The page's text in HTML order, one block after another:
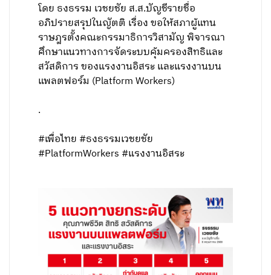
โดย ธงธรรม เวชยชัย ส.ส.บัญชีรายชื่อ
อภิปรายสรุปในญัตติ เรื่อง ขอให้สภาผู้แทน
ราษฎรตั้งคณะกรรมาธิการวิสามัญ พิจารณา
ศึกษาแนวทางการจัดระบบคุ้มครองสิทธิและ
สวัสดิการ ของแรงงานอิสระ และแรงงานบน
แพลตฟอร์ม (Platform Workers)
.
#เพื่อไทย #ธงธรรมเวชยชัย
#PlatformWorkers #แรงงานอิสระ